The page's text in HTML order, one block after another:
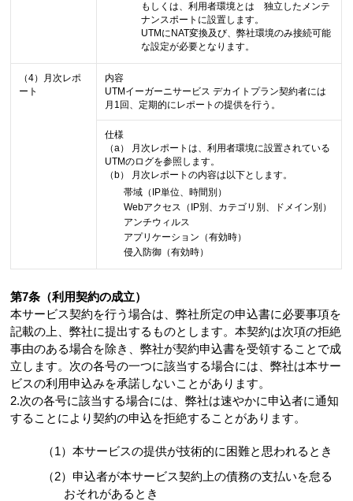
もしくは、利用者環境とは 独立したメンテ
ナンスポートに設置します。
UTMにNAT変換及び、弊社環境のみ接続可能
な設定が必要となります。
（4）月次レポ
ート
内容
UTMイーガーニサービス デカイトプラン契約者には
月1回、定期的にレポートの提供を行う。
仕様
（a） 月次レポートは、利用者環境に設置されている
UTMのログを参照します。
（b） 月次レポートの内容は以下とします。
帯域（IP単位、時間別）
Webアクセス（IP別、カテゴリ別、ドメイン別）
アンチウィルス
アプリケーション（有効時）
侵入防御（有効時）
第7条（利用契約の成立）
本サービス契約を行う場合は、弊社所定の申込書に必要事項を
記載の上、弊社に提出するものとします。本契約は次項の拒絶
事由のある場合を除き、弊社が契約申込書を受領することで成
立します。次の各号の一つに該当する場合には、弊社は本サー
ビスの利用申込みを承諾しないことがあります。
2.次の各号に該当する場合には、弊社は速やかに申込者に通知
することにより契約の申込を拒絶することがあります。
（1）本サービスの提供が技術的に困難と思われるとき
（2）申込者が本サービス契約上の債務の支払いを怠る
おそれがあるとき